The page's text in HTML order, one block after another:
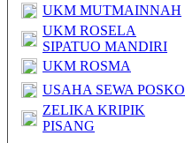
UKM MUTMAINNAH
UKM ROSELA
SIPATUO MANDIRI
UKM ROSMA
USAHA SEWA POSKO
ZELIKA KRIPIK
PISANG